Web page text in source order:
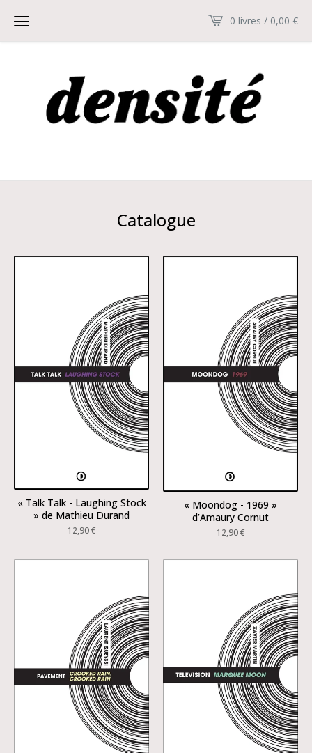
0 livres / 0,00 €
Catalogue
« Talk Talk - Laughing Stock
» de Mathieu Durand
12,90€
« Moondog - 1969 »
d’Amaury Cornut
12,90€